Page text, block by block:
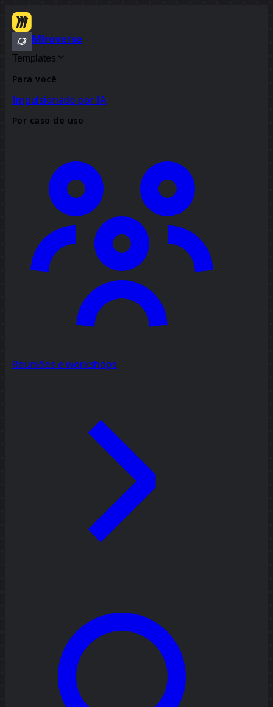
Miroverse
Templates
Para você
Impulsionado por IA
Por caso de uso
Reuniões e workshops